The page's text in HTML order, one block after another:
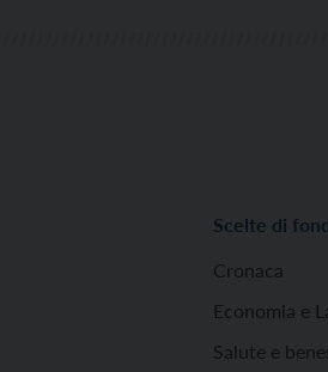
Scelte di
Cronaca
Economia e
Salute e